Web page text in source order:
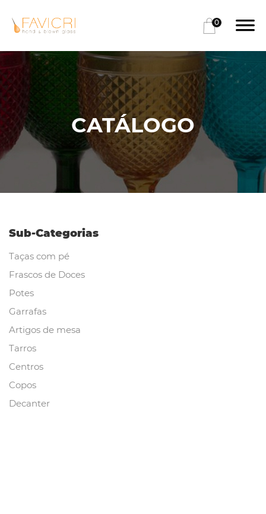
0
CATÁLOGO
Sub-Categorias
Taças com pé
Frascos de Doces
Potes
Garrafas
Artigos de mesa
Tarros
Centros
Copos
Decanter